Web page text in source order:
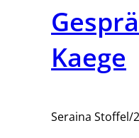
Kaege
Seraina Stoffel/